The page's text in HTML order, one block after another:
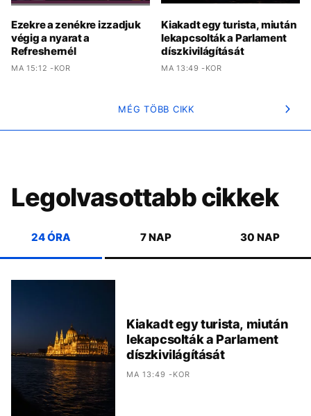
Ezekre a zenékre izzadjuk
végig a nyarat a
Refreshernél
MA 15:12 -KOR
Kiakadt egy turista, miután
lekapcsolták a Parlament
díszkivilágítását
MA 13:49 -KOR
MÉG TÖBB CIKK
Legolvasottabb cikkek
24 ÓRA 7 NAP 30 NAP
Kiakadt egy turista, miután
lekapcsolták a Parlament
díszkivilágítását
MA 13:49 -KOR